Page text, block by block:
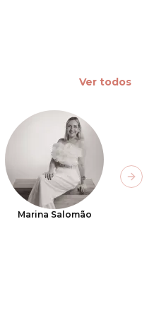
Ver todos
Marina Salomão